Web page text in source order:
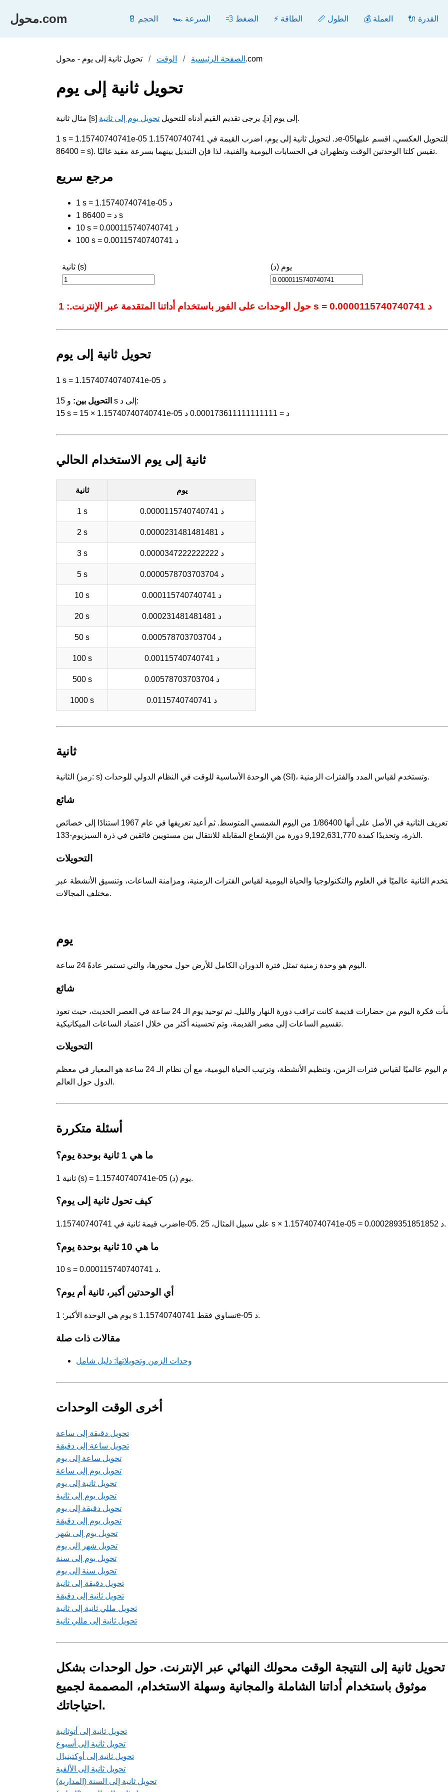
محول.com 🥛 الحجم 🏎️ السرعة 💨 الضغط ⚡ الطاقة 📏 الطول 💰 العملة 🔌 القدرة
الصفحة الرئيسية الوقت تحويل ثانية إلى يوم - محول.com
تحويل ثانية إلى يوم
مثال ثانية [s] إلى يوم [د], يرجى تقديم القيم أدناه للتحويل تحويل يوم إلى ثانية .
1 s = 1.15740740741e-05 د. لتحويل ثانية إلى يوم، اضرب القيمة في 1.15740740741e-05؛ وللتحويل العكسي، اقسم عليها (1 د
= 86400 s). تقيس كلتا الوحدتين الوقت وتظهران في الحسابات اليومية والفنية، لذا فإن التبديل بينهما بسرعة مفيد غالبًا.
مرجع سريع
1 s = 1.15740740741e-05 د
1 د = 86400 s
10 s = 0.000115740740741 د
100 s = 0.00115740740741 د
ثانية (s) يوم (د)
حول الوحدات على الفور باستخدام أداتنا المتقدمة عبر الإنترنت.: 1 s = 0.0000115740740741 د
تحويل ثانية إلى يوم
1 s = 1.15740740740741e-05 د
التحويل بين:
و 15 s إلى د:
15 s = 15 × 1.15740740740741e-05 د = 0.000173611111111111 د
ثانية إلى يوم الاستخدام الحالي
ثانية يوم
1 s 0.0000115740740741 د
2 s 0.0000231481481481 د
3 s 0.0000347222222222 د
5 s 0.0000578703703704 د
10 s 0.000115740740741 د
20 s 0.000231481481481 د
50 s 0.000578703703704 د
100 s 0.00115740740741 د
500 s 0.00578703703704 د
1000 s 0.0115740740741 د
ثانية
الثانية (رمز: s) هي الوحدة الأساسية للوقت في النظام الدولي للوحدات (SI)، وتستخدم لقياس المدد والفترات الزمنية.
شائع
تم تعريف الثانية في الأصل على أنها 1/86400 من اليوم الشمسي المتوسط. ثم أعيد تعريفها في عام 1967 استنادًا إلى خصائص
الذرة، وتحديدًا كمدة 9,192,631,770 دورة من الإشعاع المقابلة للانتقال بين مستويين فائقين في ذرة السيزيوم-133.
التحويلات
الثانية عالميًا في العلوم والتكنولوجيا والحياة اليومية لقياس الفترات الزمنية، ومزامنة الساعات، وتنسيق الأنشطة عبر
مختلف المجالات.
يوم
اليوم هو وحدة زمنية تمثل فترة الدوران الكامل للأرض حول محورها، والتي تستمر عادةً 24 ساعة.
شائع
نشأت فكرة اليوم من حضارات قديمة كانت تراقب دورة النهار والليل. تم توحيد يوم الـ 24 ساعة في العصر الحديث، حيث تعود
تقسيم الساعات إلى مصر القديمة، وتم تحسينه أكثر من خلال اعتماد الساعات الميكانيكية.
التحويلات
يُستخدم اليوم عالميًا لقياس فترات الزمن، وتنظيم الأنشطة، وترتيب الحياة اليومية، مع أن نظام الـ 24 ساعة هو المعيار في معظم
الدول حول العالم.
أسئلة متكررة
ما هي 1 ثانية بوحدة يوم؟
1 ثانية (s) = 1.15740740741e-05 يوم (د).
كيف تحول ثانية إلى يوم؟
اضرب قيمة ثانية في 1.15740740741e-05. على سبيل المثال، 25 s × 1.15740740741e-05 = 0.000289351851852 د.
ما هي 10 ثانية بوحدة يوم؟
10 s = 0.000115740740741 د.
أي الوحدتين أكبر، ثانية أم يوم؟
يوم هي الوحدة الأكبر: 1 s تساوي فقط 1.15740740741e-05 د.
مقالات ذات صلة
وحدات الزمن وتحويلاتها: دليل شامل
أخرى الوقت الوحدات
تحويل دقيقة إلى ساعة
تحويل ساعة إلى دقيقة
تحويل ساعة إلى يوم
تحويل يوم إلى ساعة
تحويل ثانية إلى يوم
تحويل يوم إلى ثانية
تحويل دقيقة إلى يوم
تحويل يوم إلى دقيقة
تحويل يوم إلى شهر
تحويل شهر إلى يوم
تحويل يوم إلى سنة
تحويل سنة إلى يوم
تحويل دقيقة إلى ثانية
تحويل ثانية إلى دقيقة
تحويل مللي ثانية إلى ثانية
تحويل ثانية إلى مللي ثانية
تحويل ثانية إلى النتيجة الوقت محولك النهائي عبر الإنترنت. حول الوحدات بشكل
موثوق باستخدام أداتنا الشاملة والمجانية وسهلة الاستخدام، المصممة لجميع
احتياجاتك.
تحويل ثانية إلى أتوثانية
تحويل ثانية إلى أسبوع
تحويل ثانية إلى أوكتينيال
تحويل ثانية إلى الألفية
تحويل ثانية إلى السنة (المدارية)